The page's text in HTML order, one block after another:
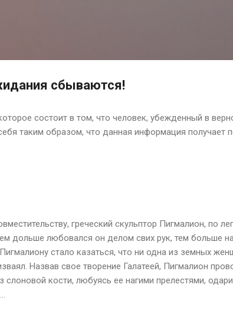
сбываются!
состоит в том, что человек, убежденный в
таким образом, что данная информация получает
греческий скульптор Пигмалион, по
дольше любовался он делом свих рук, тем больше
стало казаться, что ни одна из земных
Назвав свое творение Галатеей, Пигмалион
слоновой кости, любуясь ее нагими прелестями,